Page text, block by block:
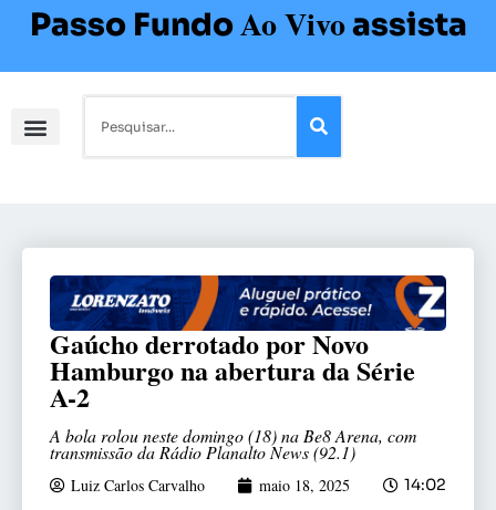
Passo FundoAo Vivoassista
Gaúcho derrotado por Novo
Hamburgo na abertura da Série
A-2
A bola rolou neste domingo (18) na Be8 Arena, com
transmissão da Rádio Planalto News (92.1)
Luiz Carlos Carvalho maio 18, 2025 14:02